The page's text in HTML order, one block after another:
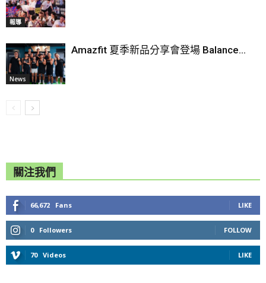
報導
News
Amazfit 夏季新品分享會登場 Balance...
關注我們
66,672 Fans LIKE
0 Followers FOLLOW
70 Videos LIKE